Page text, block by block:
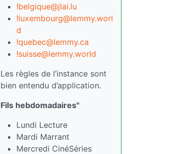
!belgique@jlai.lu
!luxembourg@lemmy.worl
d
!quebec@lemmy.ca
!suisse@lemmy.world
Les règles de l’instance sont
bien entendu d’application.
Fils hebdomadaires"
Lundi Lecture
Mardi Marrant
Mercredi CinéSéries